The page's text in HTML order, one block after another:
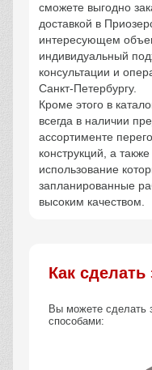
сможете выгодно
доставкой в
интересующем
индивидуальный
консультации и
Санкт-Петербургу.
Кроме этого в
всегда в наличии
ассортименте
конструкций, а
использование
запланированные
высоким качеством.
Как сделать
Вы можете сделать
способами: